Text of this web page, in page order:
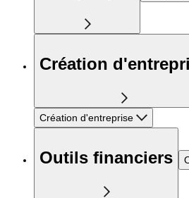
Création
Création d'entreprise
Outils financiers